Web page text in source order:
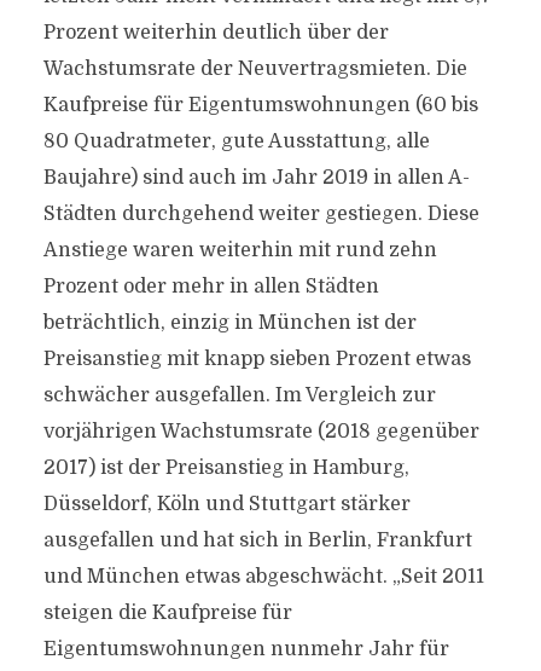
Prozent weiterhin deutlich über der
Wachstumsrate der Neuvertragsmieten. Die
Kaufpreise für Eigentumswohnungen (60 bis
80 Quadratmeter, gute Ausstattung, alle
Baujahre) sind auch im Jahr 2019 in allen A-
Städten durchgehend weiter gestiegen. Diese
Anstiege waren weiterhin mit rund zehn
Prozent oder mehr in allen Städten
beträchtlich, einzig in München ist der
Preisanstieg mit knapp sieben Prozent etwas
schwächer ausgefallen. Im Vergleich zur
vorjährigen Wachstumsrate (2018 gegenüber
2017) ist der Preisanstieg in Hamburg,
Düsseldorf, Köln und Stuttgart stärker
ausgefallen und hat sich in Berlin, Frankfurt
und München etwas abgeschwächt. „Seit 2011
steigen die Kaufpreise für
Eigentumswohnungen nunmehr Jahr für